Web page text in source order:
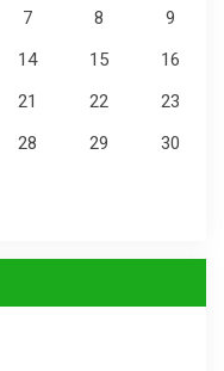
7 8
9
14 15
16
21 22
23
28 29
30